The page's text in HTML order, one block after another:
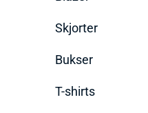
Skjorter
Bukser
T-shirts